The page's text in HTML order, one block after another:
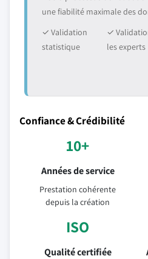
une fiabilité maximale des
✓ Validation
statistique
✓
les experts
Confiance & Crédibilité
10+
Années de service
Prestation cohérente
depuis la création
ISO
Qualité certifiée